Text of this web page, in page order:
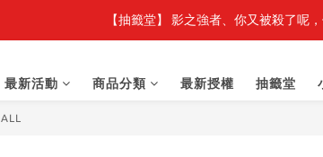
最新開
【抽籤堂】 影之強者、你又被殺了呢
最新活動 商品分類 最新授權 抽籤堂
ALL